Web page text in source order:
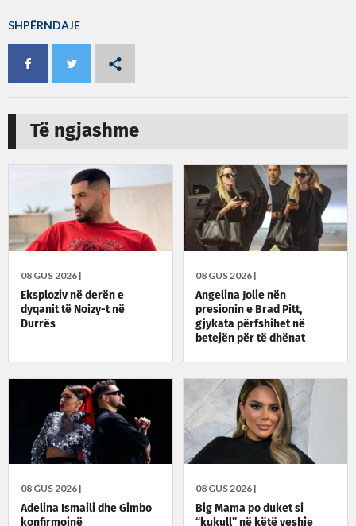
SHPËRNDAJE
Të ngjashme
08 GUS 2026 |
Eksploziv në derën e
dyqanit të Noizy-t në
Durrës
08 GUS 2026 |
Angelina Jolie nën
presionin e Brad Pitt,
gjykata përfshihet në
betejën për të dhënat
08 GUS 2026 |
Adelina Ismaili dhe Gimbo
konfirmojnë
08 GUS 2026 |
Big Mama po duket si
“kukull” në këtë veshje